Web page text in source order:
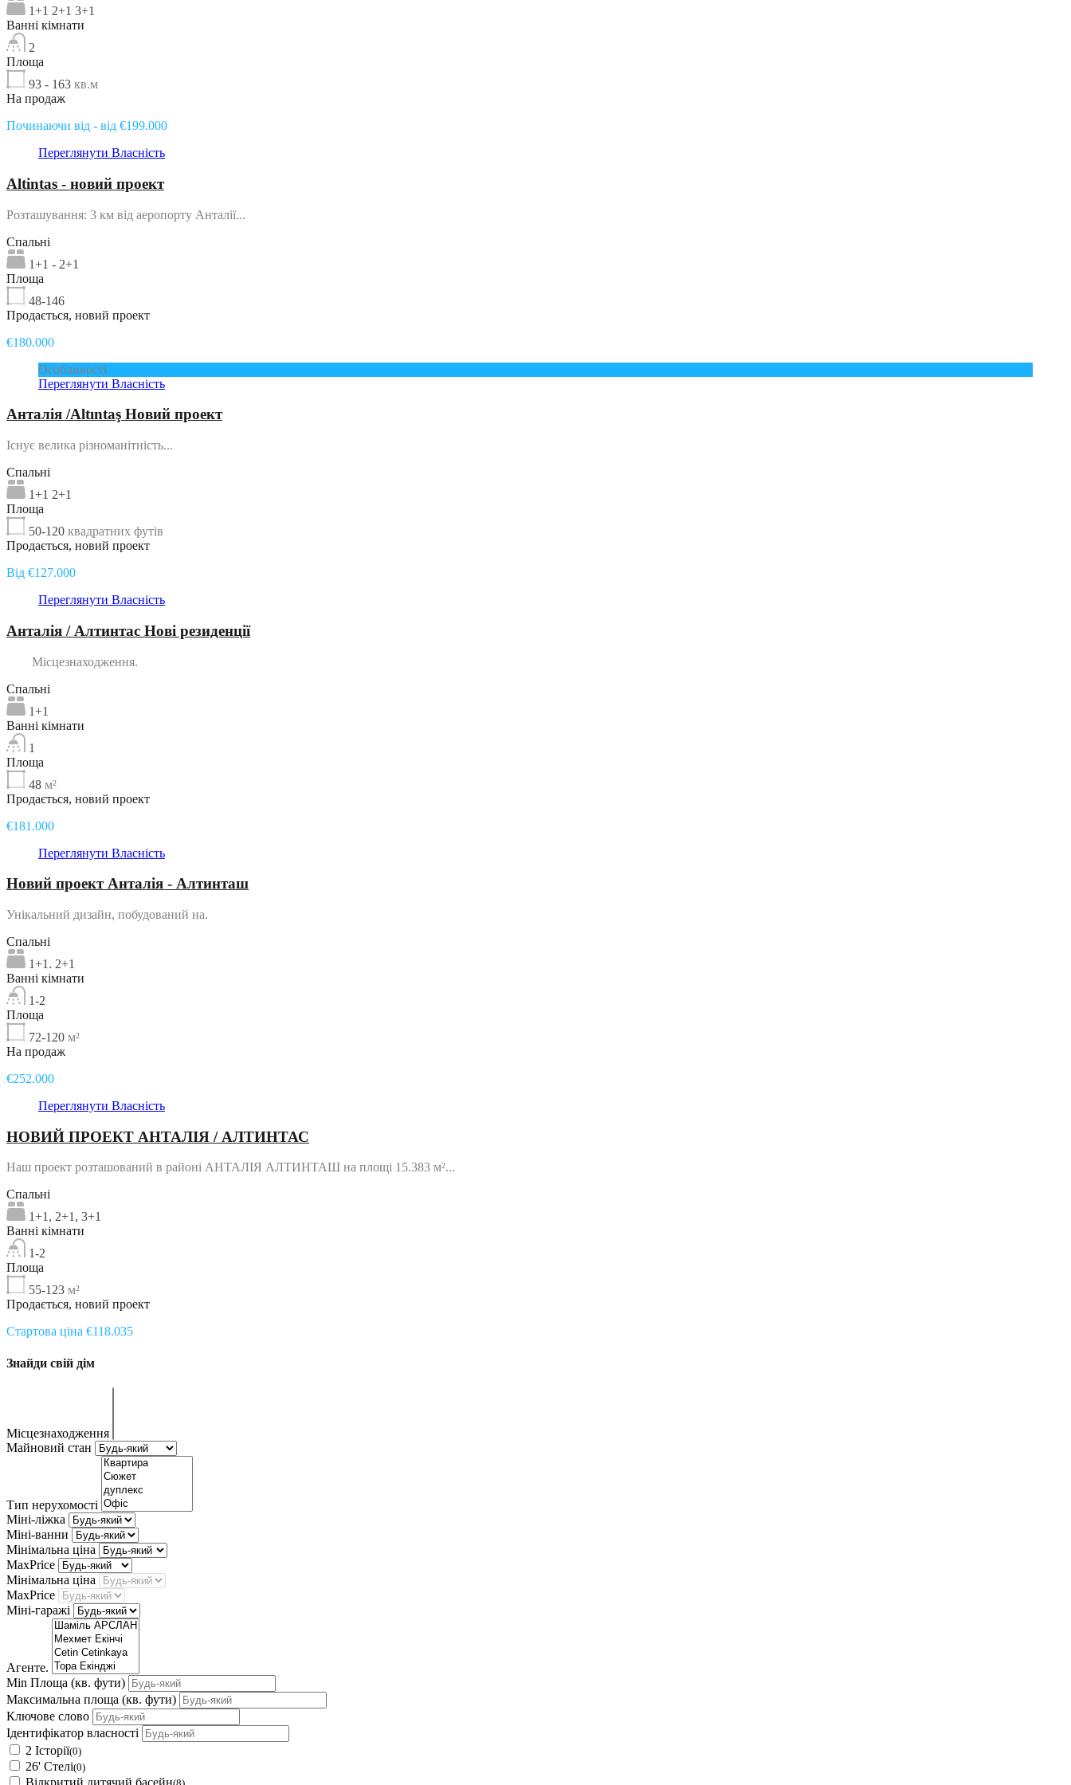
1+1 2+1 3+1
Ванні кімнати
2
Площа
93 - 163 кв.м
На продаж
Починаючи від - від €199.000
Переглянути Власність
Altintas - новий проект
Розташування: 3 км від аеропорту Анталії...
Спальні
1+1 - 2+1
Площа
48-146
Продається, новий проект
€180.000
Особливості
Переглянути Власність
Анталія /Altıntaş Новий проект
Існує велика різноманітність...
Спальні
1+1 2+1
Площа
50-120 квадратних футів
Продається, новий проект
Від €127.000
Переглянути Власність
Анталія / Алтинтас Нові резиденції
Місцезнаходження.
Спальні
1+1
Ванні кімнати
1
Площа
48 м²
Продається, новий проект
€181.000
Переглянути Власність
Новий проект Анталія - Алтинташ
Унікальний дизайн, побудований на.
Спальні
1+1. 2+1
Ванні кімнати
1-2
Площа
72-120 м²
На продаж
€252.000
Переглянути Власність
НОВИЙ ПРОЕКТ АНТАЛІЯ / АЛТИНТАС
Наш проект розташований в районі АНТАЛІЯ АЛТИНТАШ на площі 15.383 м²...
Спальні
1+1, 2+1, 3+1
Ванні кімнати
1-2
Площа
55-123 м²
Продається, новий проект
Стартова ціна €118.035
Знайди свій дім
Місцезнаходження
Майновий стан
Тип нерухомості
Міні-ліжка
Міні-ванни
Мінімальна ціна
MaxPrice
Мінімальна ціна
MaxPrice
Міні-гаражі
Агенте.
Min Площа (кв. фути)
Максимальна площа (кв. фути)
Ключове слово
Ідентифікатор власності
2 Історії(0)
26' Стелі(0)
Відкритий дитячий басейн